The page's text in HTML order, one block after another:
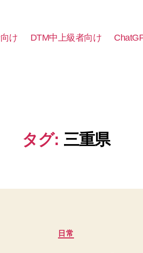
け DTM中上級者向け
タグ: 三重県
カ
テ
日常